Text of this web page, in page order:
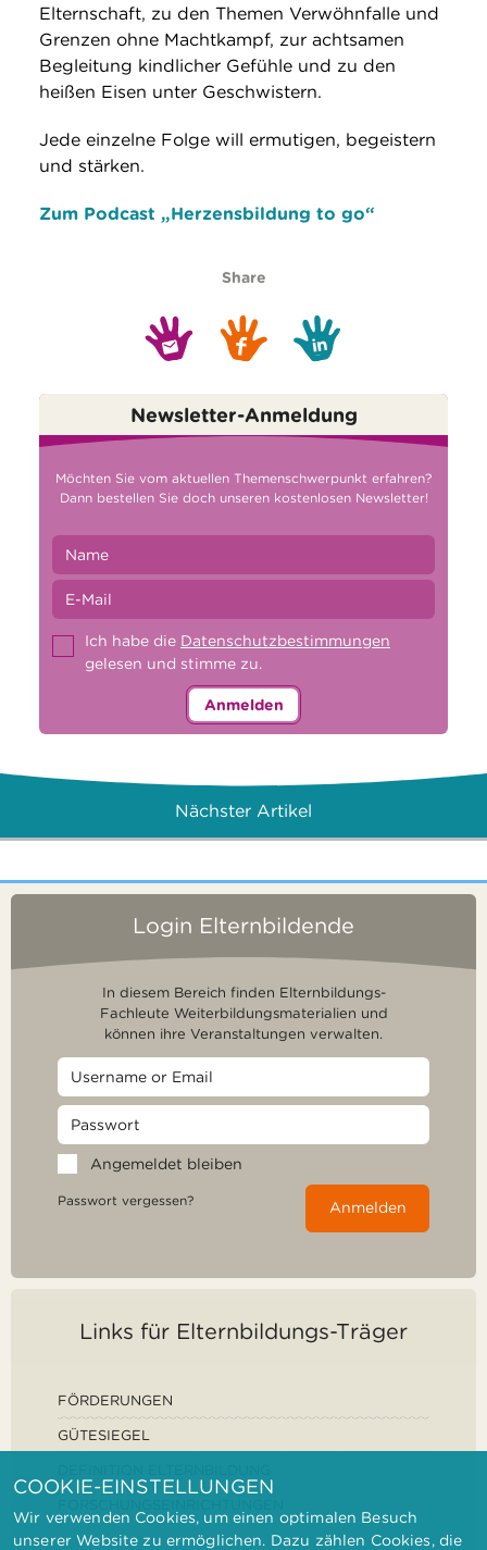
Elternschaft, zu den Themen Verwöhnfalle und
Grenzen ohne Machtkampf, zur achtsamen
Begleitung kindlicher Gefühle und zu den
heißen Eisen unter Geschwistern.
Jede einzelne Folge will ermutigen, begeistern
und stärken.
Zum Podcast „Herzensbildung to go“
Share
Newsletter-Anmeldung
Möchten Sie vom aktuellen Themenschwerpunkt erfahren?
Dann bestellen Sie doch unseren kostenlosen Newsletter!
Ich habe die Datenschutzbestimmungen
gelesen und stimme zu.
Anmelden
Nächster Artikel
Login Elternbildende
In diesem Bereich finden Elternbildungs-
Fachleute Weiterbildungsmaterialien und
können ihre Veranstaltungen verwalten.
Angemeldet bleiben
Passwort vergessen? Anmelden
Links für Elternbildungs-Träger
FÖRDERUNGEN
GÜTESIEGEL
COOKIE-EINSTELLUNGEN
Wir verwenden Cookies, um einen optimalen Besuch
unserer Website zu ermöglichen. Dazu zählen Cookies, die